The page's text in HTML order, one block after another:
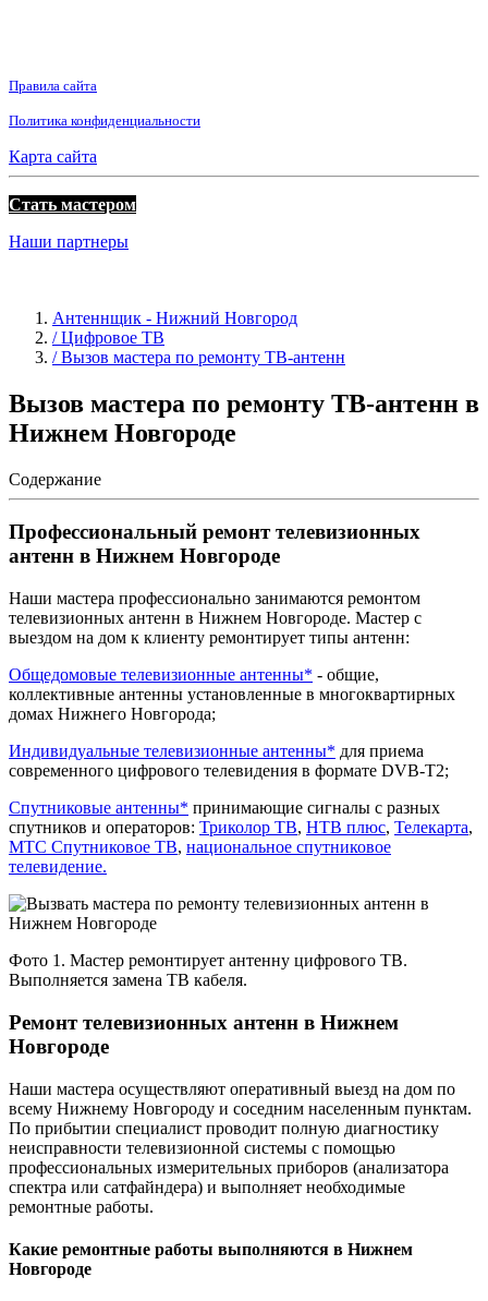
Правила сайта
Политика конфиденциальности
Карта сайта
Стать мастером
Наши партнеры
Антеннщик - Нижний Новгород
/ Цифровое ТВ
/ Вызов мастера по ремонту ТВ-антенн
Вызов мастера по ремонту ТВ-антенн в
Нижнем Новгороде
Содержание
Профессиональный ремонт телевизионных
антенн в Нижнем Новгороде
Наши мастера профессионально занимаются ремонтом
телевизионных антенн в Нижнем Новгороде. Мастер с
выездом на дом к клиенту ремонтирует типы антенн:
Общедомовые телевизионные антенны* - общие,
коллективные антенны установленные в многоквартирных
домах Нижнего Новгорода;
Индивидуальные телевизионные антенны* для приема
современного цифрового телевидения в формате DVB-T2;
Спутниковые антенны* принимающие сигналы с разных
спутников и операторов: Триколор ТВ, НТВ плюс, Телекарта,
МТС Спутниковое ТВ, национальное спутниковое
телевидение.
Фото 1. Мастер ремонтирует антенну цифрового ТВ.
Выполняется замена ТВ кабеля.
Ремонт телевизионных антенн в Нижнем
Новгороде
Наши мастера осуществляют оперативный выезд на дом по
всему Нижнему Новгороду и соседним населенным пунктам.
По прибытии специалист проводит полную диагностику
неисправности телевизионной системы с помощью
профессиональных измерительных приборов (анализатора
спектра или сатфайндера) и выполняет необходимые
ремонтные работы.
Какие ремонтные работы выполняются в Нижнем
Новгороде